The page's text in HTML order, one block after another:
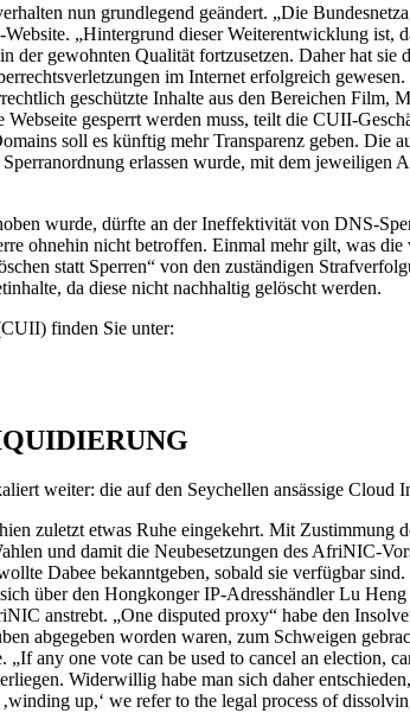
nun grundlegend geändert. „Die
„Hintergrund dieser Weiterentwicklung ist,
der gewohnten Qualität fortzusetzen. Daher hat
im Internet erfolgreich
geschützte Inhalte aus den Bereichen
gesperrt werden muss, teilt die CUII-
soll es künftig mehr Transparenz geben.
erlassen wurde, mit dem
wurde, dürfte an der Ineffektivität von DNS-
ohnehin nicht betroffen. Einmal mehr gilt, was
statt Sperren“ von den zuständigen
da diese nicht nachhaltig gelöscht werden.
finden Sie unter:
weiter: die auf den Seychellen ansässige
zuletzt etwas Ruhe eingekehrt. Mit
und damit die Neubesetzungen des AfriNIC-
Dabee bekanntgeben, sobald sie verfügbar
über den Hongkonger IP-Adresshändler Lu
anstrebt. „One disputed proxy“ habe den
abgegeben worden waren, zum Schweigen
any one vote can be used to cancel an
Widerwillig habe man sich daher
up,‘ we refer to the legal process of